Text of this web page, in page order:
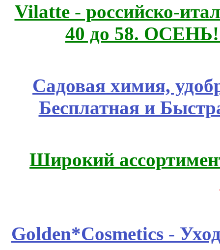
Vilatte - российско-
40 до 58.
Садовая химия,
Бесплатная и
Широкий
Golden*Cosmetics -